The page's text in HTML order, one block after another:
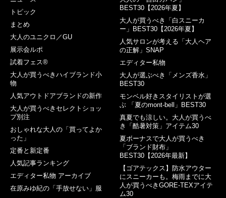
トピック
まとめ
大人のユニクロ／GU
展示会ルポ
試着フェス®︎
大人が買うべきハイブランド小
物
人気アウトドアブランドの新作
大人が買うべきセレクトショッ
プ別注
おしゃれな大人の「買ってよか
った」
定番と新定番
人気記事ランキング
エディター私物 アーカイブ
在原みゆ紀の「手放せない」服
BEST30【2026年夏】
大人が買うべき「白スニーカ
ー」BEST30【2026年夏】
人気サロンが考える「大人ヘア
の正解」SNAP
エディター私物
大人が選ぶべき「メンズ香水」
BEST30
モンベル好きスタイリストが選
ぶ 「夏のmont-bell」BEST30
真夏でも涼しい。大人が買うべ
き「酷暑対策」アイテム30
夏ボーナスで大人が買うべき
「ブランド財布」
BEST30【2026年最新】
【ゴアテックス】防水アウター
にスニーカーも。梅雨までに大
人が買うべきGORE-TEXアイテ
ム30